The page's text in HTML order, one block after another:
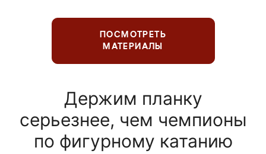
ПОСМОТРЕТЬ
МАТЕРИАЛЫ
Держим планку
серьезнее, чем чемпионы
по фигурному катанию